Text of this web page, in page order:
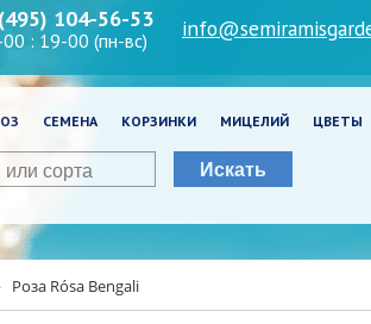
104-56-53
: 19-00 (пн-вс)
СЕМЕНА КОРЗИНКИ МИЦЕЛИЙ ЦВЕТЫ
Искать
Роза Rósa Bengali